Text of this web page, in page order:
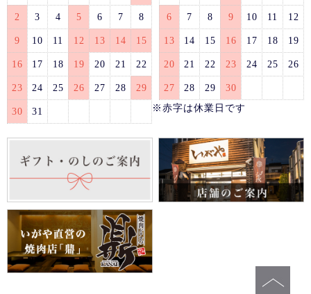
2 3 4 5 6 7 8
9 10 11 12 13 14 15
16 17 18 19 20 21 22
23 24 25 26 27 28 29
30 31
6 7 8 9 10 11 12
13 14 15 16 17 18 19
20 21 22 23 24 25 26
27 28 29
30
※赤字は休業日です